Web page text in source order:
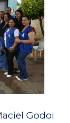
Godoi